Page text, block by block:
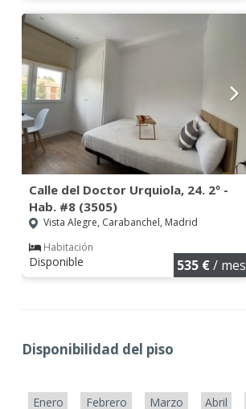
Calle del Doctor Urquiola, 24. 2º -
Hab. #8 (3505)
Vista Alegre, Carabanchel, Madrid
Habitación
Disponible 535 €/ mes
Disponibilidad del piso
Enero Febrero Marzo Abril